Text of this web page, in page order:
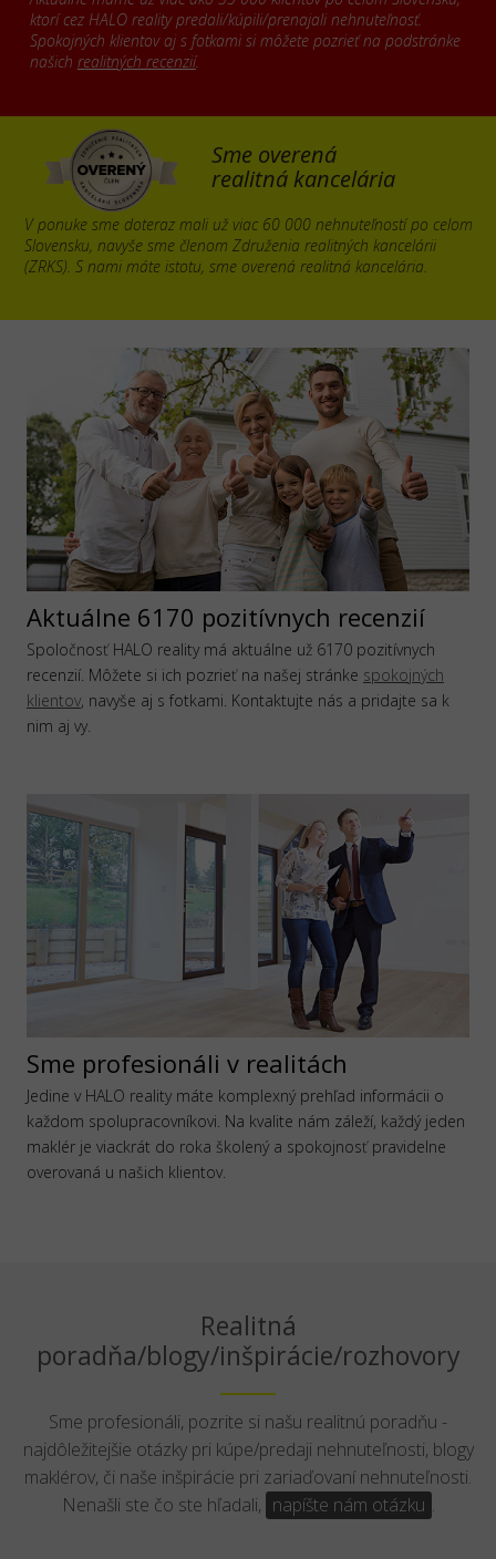
ktorí cez HALO reality predali/kúpili/prenajali nehnuteľnosť.
Spokojných klientov aj s fotkami si môžete pozrieť na podstránke
našich realitných recenzií.
Sme overená
realitná kancelária
V ponuke sme doteraz mali už viac 60 000 nehnuteľností po celom
Slovensku, navyše sme členom Združenia realitných kancelárii
(ZRKS). S nami máte istotu, sme overená realitná kancelária.
Aktuálne 6170 pozitívnych recenzií
Spoločnosť HALO reality má aktuálne už 6170 pozitívnych
recenzií. Môžete si ich pozrieť na našej stránke spokojných
klientov, navyše aj s fotkami. Kontaktujte nás a pridajte sa k
nim aj vy.
Sme profesionáli v realitách
Jedine v HALO reality máte komplexný prehľad informácii o
každom spolupracovníkovi. Na kvalite nám záleží, každý jeden
maklér je viackrát do roka školený a spokojnosť pravidelne
overovaná u našich klientov.
Realitná
poradňa/blogy/inšpirácie/rozhovory
Sme profesionáli, pozrite si našu realitnú poradňu -
najdôležitejšie otázky pri kúpe/predaji nehnuteľnosti, blogy
maklérov, či naše inšpirácie pri zariaďovaní nehnuteľnosti.
Nenašli ste čo ste hľadali, napíšte nám otázku .